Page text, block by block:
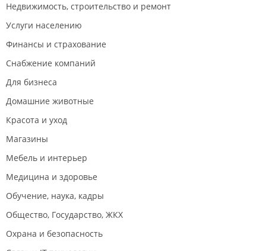
Недвижимость, строительство и ремонт
Услуги населению
Финансы и страхование
Снабжение компаний
Для бизнеса
Домашние животные
Красота и уход
Магазины
Мебель и интерьер
Медицина и здоровье
Обучение, наука, кадры
Общество, Государство, ЖКХ
Охрана и безопасность